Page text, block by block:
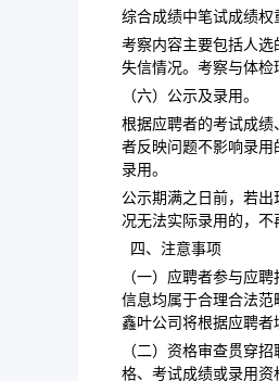
综合成绩中笔试成绩权
考察内容主要包括人
失信情况。考察与体检
（六）公示及录用。
根据应聘者的考试成绩
者反映问题不影响录
录用。
公示期满之日前，若
况无法实际录用的，不
四、注意事项
（一）应聘者参与应
信息均属于合理合法
鑫叶公司将根据应聘者
（二）资格审查贯穿
格、考试成绩或录用资